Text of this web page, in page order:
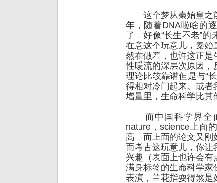
这个梦从秦始皇之
年，随着DNA啦啥的
了，好像“长生不老”
在意这个玩意儿，秦始
然在做着，也许这正是
性暖流的深层次原因，
理论比较靠谱但是与“
得相对冷门起来。或者
增量里，生命科学比其
而中国科学界全面
nature，science上面
高，而上面的论文又
而考古这玩意儿，你让
兴趣（表面上也许会
满身标签的生命科学家
表演，兰花指耍得煞是